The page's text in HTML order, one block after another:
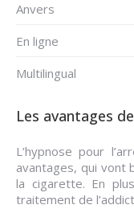
Anvers
En ligne
Multilingual
Les avantages
L’hypnose pour
avantages, qui vont
la cigarette. En
traitement de